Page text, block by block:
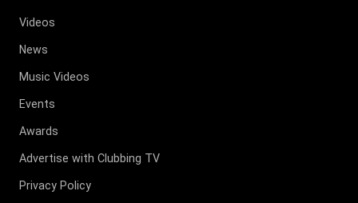
Videos
News
Music Videos
Events
Awards
Advertise with Clubbing TV
Privacy Policy